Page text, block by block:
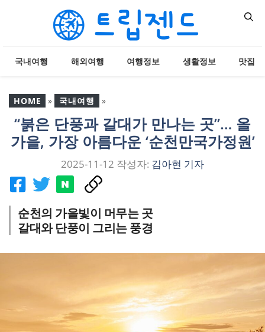
뛰
기
국내여행 해외여행 여행정보 생활정보 맛집
HOME » 국내여행 »
“붉은 단풍과 갈대가 만나
는 곳”… 올가을, 가장 아름
다운 ‘순천만국가정원’
“붉은 단풍과 갈대가 만나는 곳”… 올
가을, 가장 아름다운 ‘순천만국가정원’
2025-11-12 작성자: 김아현 기자
순천의 가을빛이 머무는 곳
갈대와 단풍이 그리는 풍경